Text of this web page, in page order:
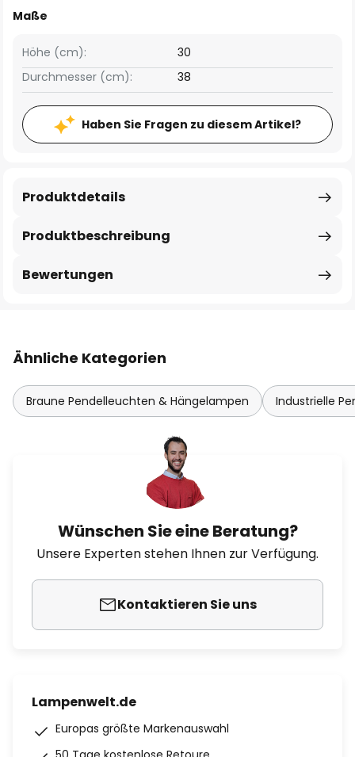
Maße
Höhe (cm):
30
Durchmesser (cm):
38
Haben Sie Fragen zu diesem Artikel?
Produktbeschreibung
Produktdetails
Bewertungen
Ähnliche Kategorien
Braune Pendelleuchten & Hängelampen Industrielle
Wünschen Sie eine Beratung?
Unsere Experten stehen Ihnen zur Verfügung.
Kontaktieren Sie uns
Lampenwelt.de
Europas größte Markenauswahl